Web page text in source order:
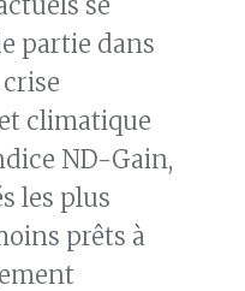
partie dans
climatique
ND-Gain,
les plus
prêts à